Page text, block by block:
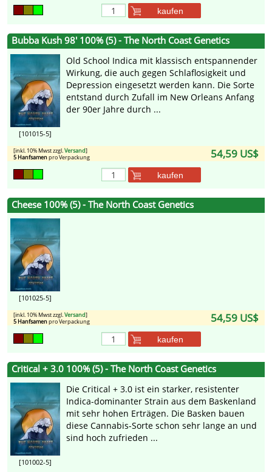
kaufen
Bubba Kush 98' 100% (5) - The North Coast Genetics
[101015-5]
Old School Indica mit klassisch entspannender
Wirkung, die auch gegen Schlaflosigkeit und
Depression eingesetzt werden kann. Die Sorte
entstand durch Zufall im New Orleans Anfang
der 90er Jahre durch ...
54,59 US$
[inkl. 10% Mwst zzgl.Versand]
5 Hanfsamenpro Verpackung
kaufen
Cheese 100% (5) - The North Coast Genetics
[101025-5]
54,59 US$
[inkl. 10% Mwst zzgl.Versand]
5 Hanfsamenpro Verpackung
kaufen
Critical + 3.0 100% (5) - The North Coast Genetics
[101002-5]
Die Critical + 3.0 ist ein starker, resistenter
Indica-dominanter Strain aus dem Baskenland
mit sehr hohen Erträgen. Die Basken bauen
diese Cannabis-Sorte schon sehr lange an und
sind hoch zufrieden ...